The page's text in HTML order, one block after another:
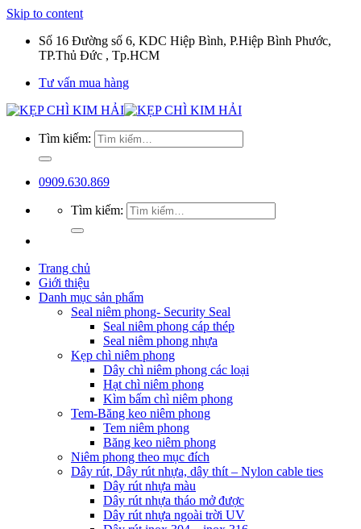
Skip to content
Số 16 Đường số 6, KDC Hiệp Bình, P.Hiệp Bình Phước,
TP.Thủ Đức , Tp.HCM
Tư vấn mua hàng
Tìm kiếm:
0909.630.869
Tìm kiếm:
Trang chủ
Giới thiệu
Danh mục sản phẩm
Seal niêm phong- Security Seal
Seal niêm phong cáp thép
Seal niêm phong nhựa
Kẹp chì niêm phong
Dây chì niêm phong các loại
Hạt chì niêm phong
Kìm bấm chì niêm phong
Tem-Băng keo niêm phong
Tem niêm phong
Băng keo niêm phong
Niêm phong theo mục đích
Dây rút, Dây rút nhựa, dây thít – Nylon cable ties
Dây rút nhựa màu
Dây rút nhựa tháo mở được
Dây rút nhựa ngoài trời UV